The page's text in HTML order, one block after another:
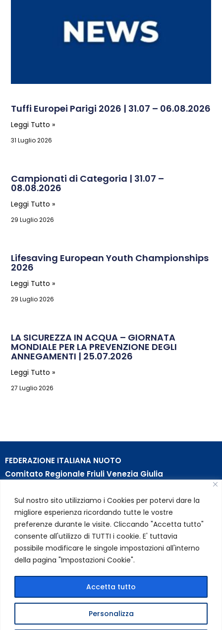
Sul nostro sito utilizziamo i Cookies per potervi dare la
migliore esperienza ricordando tutte le vostre
preferenze durante le visite. Cliccando "Accetta tutto"
consente all'utilizzo di TUTTI i cookie. E' tuttavia
possibile modificare le singole impostazioni all'interno
della pagina "Impostazioni Cookie".
Personalizza
Accetta tutto
Tuffi Europei Parigi 2026 | 31.07 – 06.08.2026
Leggi Tutto »
31 Luglio 2026
Campionati di Categoria | 31.07 –
08.08.2026
Leggi Tutto »
29 Luglio 2026
Lifesaving European Youth Championships
2026
Leggi Tutto »
29 Luglio 2026
LA SICUREZZA IN ACQUA – GIORNATA
MONDIALE PER LA PREVENZIONE DEGLI
ANNEGAMENTI | 25.07.2026
Leggi Tutto »
27 Luglio 2026
FEDERAZIONE ITALIANA NUOTO
Comitato Regionale Friuli Venezia Giulia
Trieste (TS)
Partita Iva 01384031009
Codice Fiscale 05284670584
Codice SDI USAL8PV – Rif. Amm. TC025
LINK UTILI
Privacy Policy